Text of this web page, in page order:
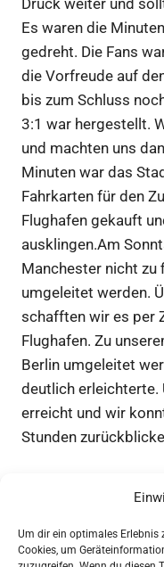
Um dir ein optimales Erlebnis
Cookies, um
Es waren die
gedreht. Die Fans
die Vorfreude auf
bis zum Schluss
3:1 war hergestellt.
und machten uns
Minuten war das
Fahrkarten für den
Flughafen gekauft
ausklingen.Am
Manchester nicht zu
umgeleitet werden.
schafften wir es per
Flughafen. Zu
Berlin umgeleitet
deutlich erleichterte.
erreicht und wir
Stunden
⚽